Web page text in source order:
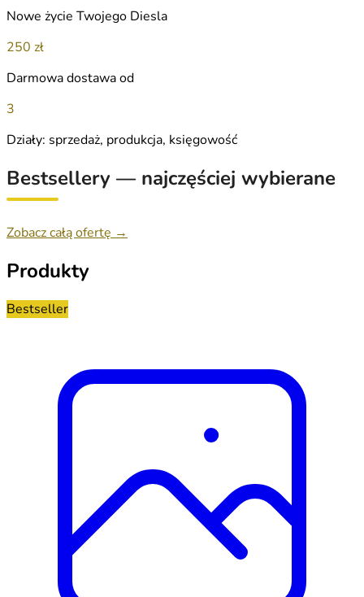
Nowe życie Twojego Diesla
250 zł
Darmowa dostawa od
3
Działy: sprzedaż, produkcja, księgowość
Bestsellery — najczęściej wybierane
Zobacz całą ofertę →
Produkty
Bestseller